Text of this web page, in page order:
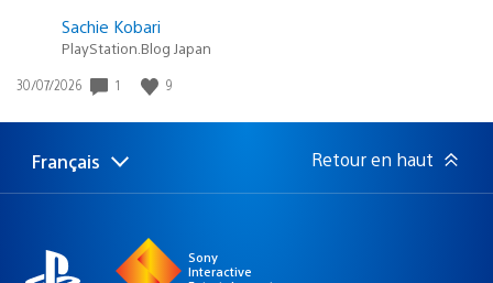
Sachie Kobari
PlayStation.Blog Japan
Date
publication
30/07/2026 1 9
Choisir
une
Région
actuelle
Français Retour en haut
Sony
Interactive